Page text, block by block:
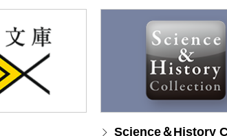
Science＆History